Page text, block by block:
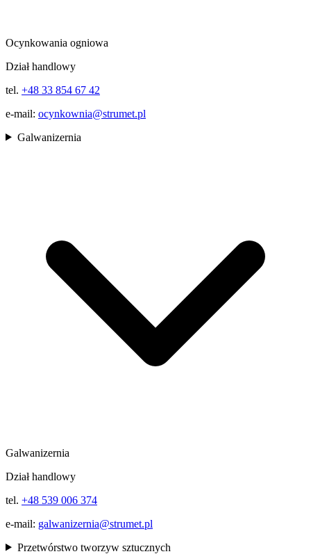
Ocynkowania ogniowa
Dział handlowy
tel. +48 33 854 67 42
e-mail: ocynkownia@strumet.pl
Galwanizernia
Galwanizernia
Dział handlowy
tel. +48 539 006 374
e-mail: galwanizernia@strumet.pl
Przetwórstwo tworzyw sztucznych